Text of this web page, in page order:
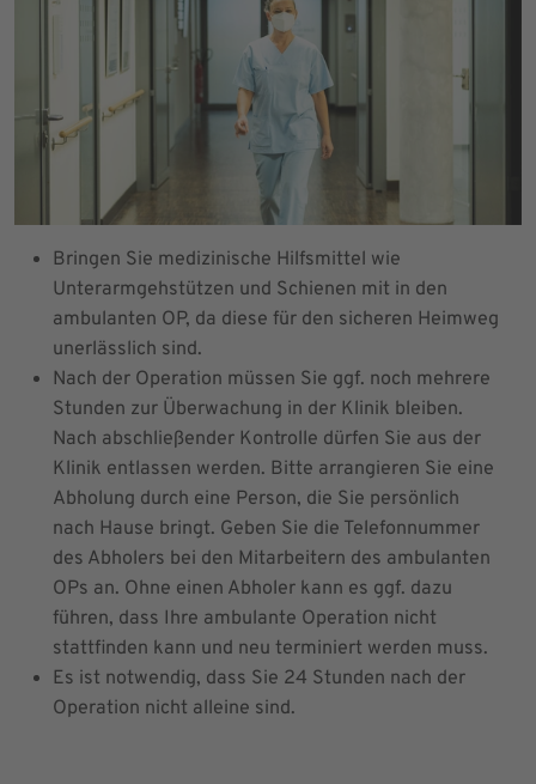
Bringen Sie medizinische Hilfsmittel wie
Unterarmgehstützen und Schienen mit in den
ambulanten OP, da diese für den sicheren Heimweg
unerlässlich sind.
Nach der Operation müssen Sie ggf. noch mehrere
Stunden zur Überwachung in der Klinik bleiben.
Nach abschließender Kontrolle dürfen Sie aus der
Klinik entlassen werden. Bitte arrangieren Sie eine
Abholung durch eine Person, die Sie persönlich
nach Hause bringt. Geben Sie die Telefonnummer
des Abholers bei den Mitarbeitern des ambulanten
OPs an. Ohne einen Abholer kann es ggf. dazu
führen, dass Ihre ambulante Operation nicht
stattfinden kann und neu terminiert werden muss.
Es ist notwendig, dass Sie 24 Stunden nach der
Operation nicht alleine sind.